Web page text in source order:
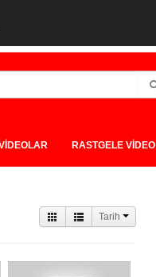
RASTGELE VİDEO
Tarih